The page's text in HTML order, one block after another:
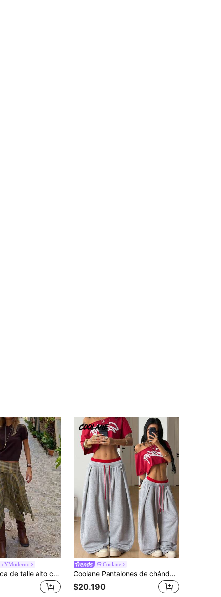
Falda asimétrica de talle alto con estampado de cuadros en forma de A, para uso diario casual, falda de ocio retro de primavera
Coolane
Coolane Pantalones de chándal casuales de pierna ancha con cintura de cordón y bloques de color para mujer
$20.190